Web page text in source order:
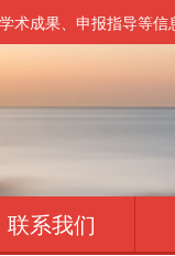
术成果、申报指导等信
联系我们